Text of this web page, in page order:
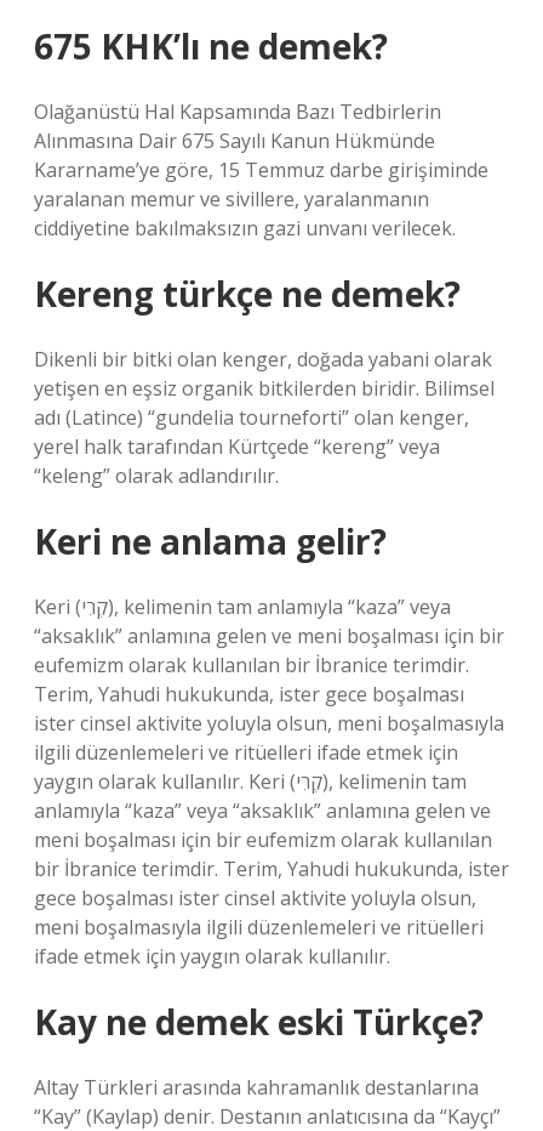
675 KHK’lı ne demek?
Olağanüstü Hal Kapsamında Bazı Tedbirlerin
Alınmasına Dair 675 Sayılı Kanun Hükmünde
Kararname’ye göre, 15 Temmuz darbe girişiminde
yaralanan memur ve sivillere, yaralanmanın
ciddiyetine bakılmaksızın gazi unvanı verilecek.
Kereng türkçe ne demek?
Dikenli bir bitki olan kenger, doğada yabani olarak
yetişen en eşsiz organik bitkilerden biridir. Bilimsel
adı (Latince) “gundelia tourneforti” olan kenger,
yerel halk tarafından Kürtçede “kereng” veya
“keleng” olarak adlandırılır.
Keri ne anlama gelir?
Keri (קֶרִי), kelimenin tam anlamıyla “kaza” veya
“aksaklık” anlamına gelen ve meni boşalması için bir
eufemizm olarak kullanılan bir İbranice terimdir.
Terim, Yahudi hukukunda, ister gece boşalması
ister cinsel aktivite yoluyla olsun, meni boşalmasıyla
ilgili düzenlemeleri ve ritüelleri ifade etmek için
yaygın olarak kullanılır. Keri (קֶרִי), kelimenin tam
anlamıyla “kaza” veya “aksaklık” anlamına gelen ve
meni boşalması için bir eufemizm olarak kullanılan
bir İbranice terimdir. Terim, Yahudi hukukunda, ister
gece boşalması ister cinsel aktivite yoluyla olsun,
meni boşalmasıyla ilgili düzenlemeleri ve ritüelleri
ifade etmek için yaygın olarak kullanılır.
Kay ne demek eski Türkçe?
Altay Türkleri arasında kahramanlık destanlarına
“Kay” (Kaylap) denir. Destanın anlatıcısına da “Kayçı”